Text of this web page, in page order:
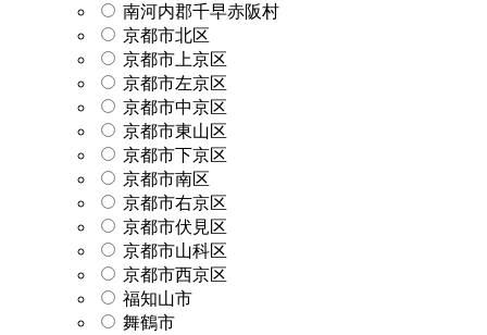
南河内郡千早赤阪村
京都市北区
京都市上京区
京都市左京区
京都市中京区
京都市東山区
京都市下京区
京都市南区
京都市右京区
京都市伏見区
京都市山科区
京都市西京区
福知山市
舞鶴市